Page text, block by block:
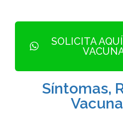
SOLICITA
Síntomas,